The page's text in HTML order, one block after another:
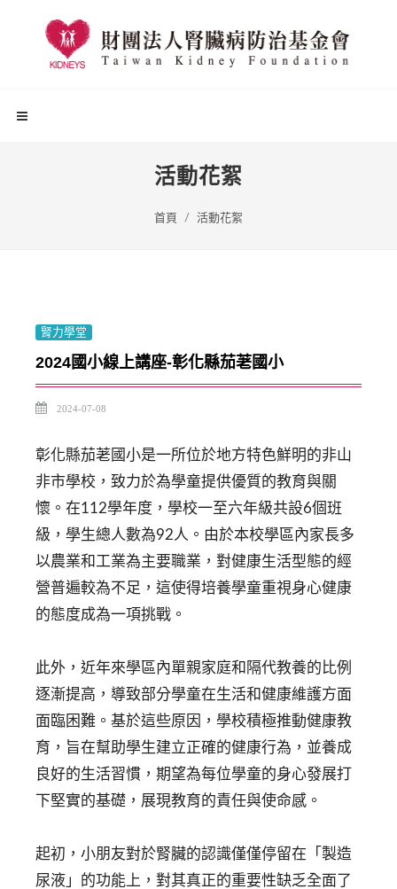
活動花絮
首頁 活動花絮
腎力學堂
2024國小線上講座-彰化縣茄荖國小
2024-07-08
彰化縣茄荖國小是一所位於地方特色鮮明的非山
非市學校，致力於為學童提供優質的教育與關
懷。在112學年度，學校一至六年級共設6個班
級，學生總人數為92人。由於本校學區內家長多
以農業和工業為主要職業，對健康生活型態的經
營普遍較為不足，這使得培養學童重視身心健康
的態度成為一項挑戰。
此外，近年來學區內單親家庭和隔代教養的比例
逐漸提高，導致部分學童在生活和健康維護方面
面臨困難。基於這些原因，學校積極推動健康教
育，旨在幫助學生建立正確的健康行為，並養成
良好的生活習慣，期望為每位學童的身心發展打
下堅實的基礎，展現教育的責任與使命感。
起初，小朋友對於腎臟的認識僅僅停留在「製造
尿液」的功能上，對其真正的重要性缺乏全面了